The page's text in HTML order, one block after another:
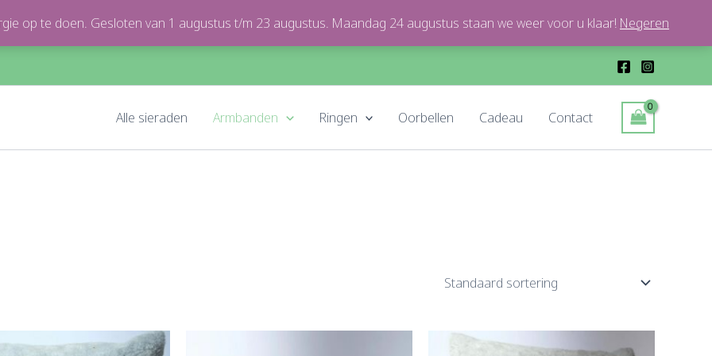
op te doen. Gesloten van 1 augustus t/m 23 augustus. Maandag 24 augustus staan we weer voor u klaar! Negeren
Alle sieraden Armbanden Ringen Oorbellen Cadeau Contact